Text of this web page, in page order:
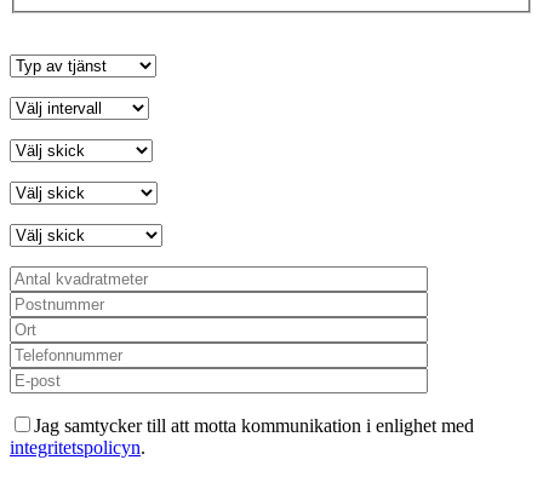
Jag samtycker till att motta kommunikation i enlighet med
integritetspolicyn.